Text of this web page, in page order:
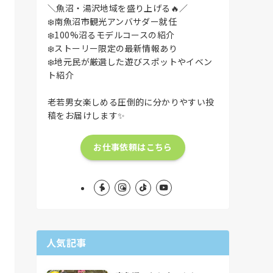
＼魚沼・湯沢地域を盛り上げる🔥／
❄️南魚沼市観光アンバサダー就任
❄️100%沼るモデルコースの紹介
❄️ストーリー限定の最新情報あり
❄️地元民が厳選した遊びスポットやイベン
ト紹介
老若男女楽しめる圧倒的に分かりやすい投
稿をお届けします✨
お仕事依頼はこちら
人気記事